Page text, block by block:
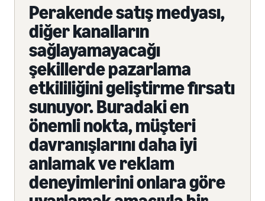
Perakende satış medyası,
diğer kanalların
sağlayamayacağı
şekillerde pazarlama
etkililiğini geliştirme fırsatı
sunuyor. Buradaki en
önemli nokta, müşteri
davranışlarını daha iyi
anlamak ve reklam
deneyimlerini onlara göre